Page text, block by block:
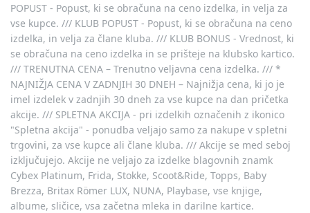
POPUST - Popust, ki se obračuna na ceno izdelka, in velja za
vse kupce. /// KLUB POPUST - Popust, ki se obračuna na ceno
izdelka, in velja za člane kluba. /// KLUB BONUS - Vrednost, ki
se obračuna na ceno izdelka in se prišteje na klubsko kartico.
/// TRENUTNA CENA – Trenutno veljavna cena izdelka. /// *
NAJNIŽJA CENA V ZADNJIH 30 DNEH – Najnižja cena, ki jo je
imel izdelek v zadnjih 30 dneh za vse kupce na dan pričetka
akcije. /// SPLETNA AKCIJA - pri izdelkih označenih z ikonico
"Spletna akcija" - ponudba veljajo samo za nakupe v spletni
trgovini, za vse kupce ali člane kluba. /// Akcije se med seboj
izključujejo. Akcije ne veljajo za izdelke blagovnih znamk
Cybex Platinum, Frida, Stokke, Scoot&Ride, Topps, Baby
Brezza, Britax Römer LUX, NUNA, Playbase, vse knjige,
albume, sličice, vsa začetna mleka in darilne kartice.